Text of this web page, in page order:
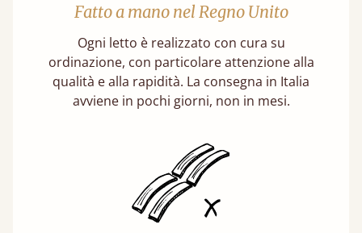
Fatto a mano nel Regno Unito
Ogni letto è realizzato con cura su
ordinazione, con particolare attenzione alla
qualità e alla rapidità. La consegna in Italia
avviene in pochi giorni, non in mesi.